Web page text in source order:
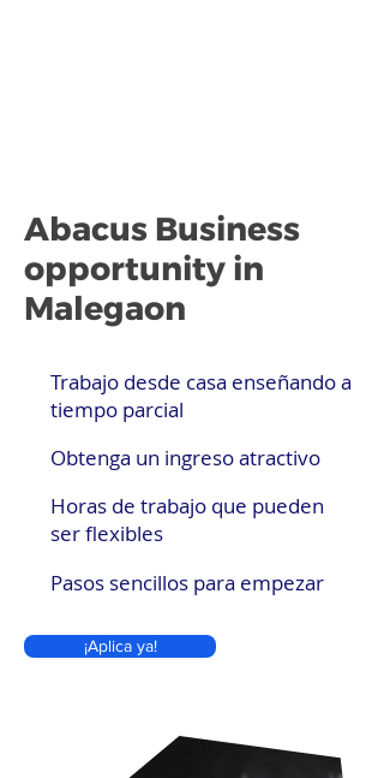
Abacus Business
opportunity in
Malegaon
Trabajo desde casa enseñando a
tiempo parcial
Obtenga un ingreso atractivo
Horas de trabajo que pueden
ser flexibles
Pasos sencillos para empezar
¡Aplica ya!